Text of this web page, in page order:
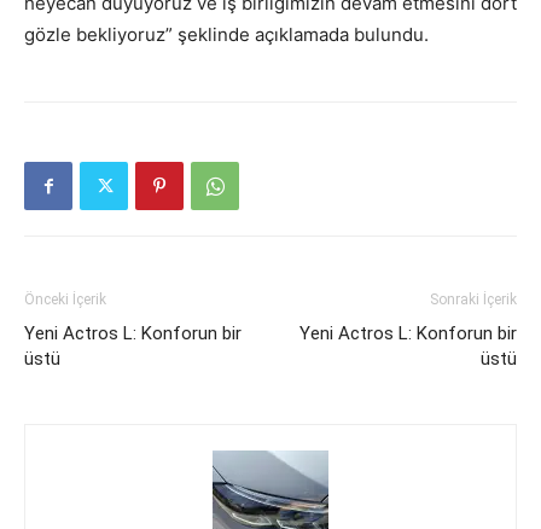
gözle bekliyoruz” şeklinde açıklamada bulundu.
Önceki İçerik
Yeni Actros L: Konforun bir
üstü
Sonraki İçerik
Yeni Actros L: Konforun bir
üstü